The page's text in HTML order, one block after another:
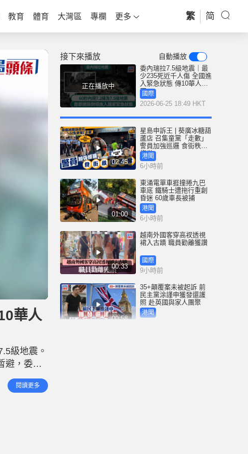
教育 體育 大灣區 專欄 更多 繁 简
華人
級地震。
避，委國
。委內瑞
閱讀更多
接下來播放 自動播放
正在播放中
委內瑞拉7.5級地震｜最
少235死近千人傷 全國進
入緊急狀態 傳10華人被
困國際
2026-06-25 18:49 HKT
02:45
星島申訴王 | 葵廣冰糖葫
蘆店 召集童黨「走數」
警員加強巡邏 食街秩序
復常
港聞
6小時前
01:00
東涌電單車捱撞捲九巴
車底 鐵騎士遭拖行重創
昏迷 60歲車長被捕
港聞
6小時前
00:33
越南外國客穿高衩透視
裙入古蹟 職員勸離獲讚
國際
9小時前
00:58
35+顛覆案未被起訴 前
民主黨涂謹申獲發還護
照 赴英國與家人團聚
港聞